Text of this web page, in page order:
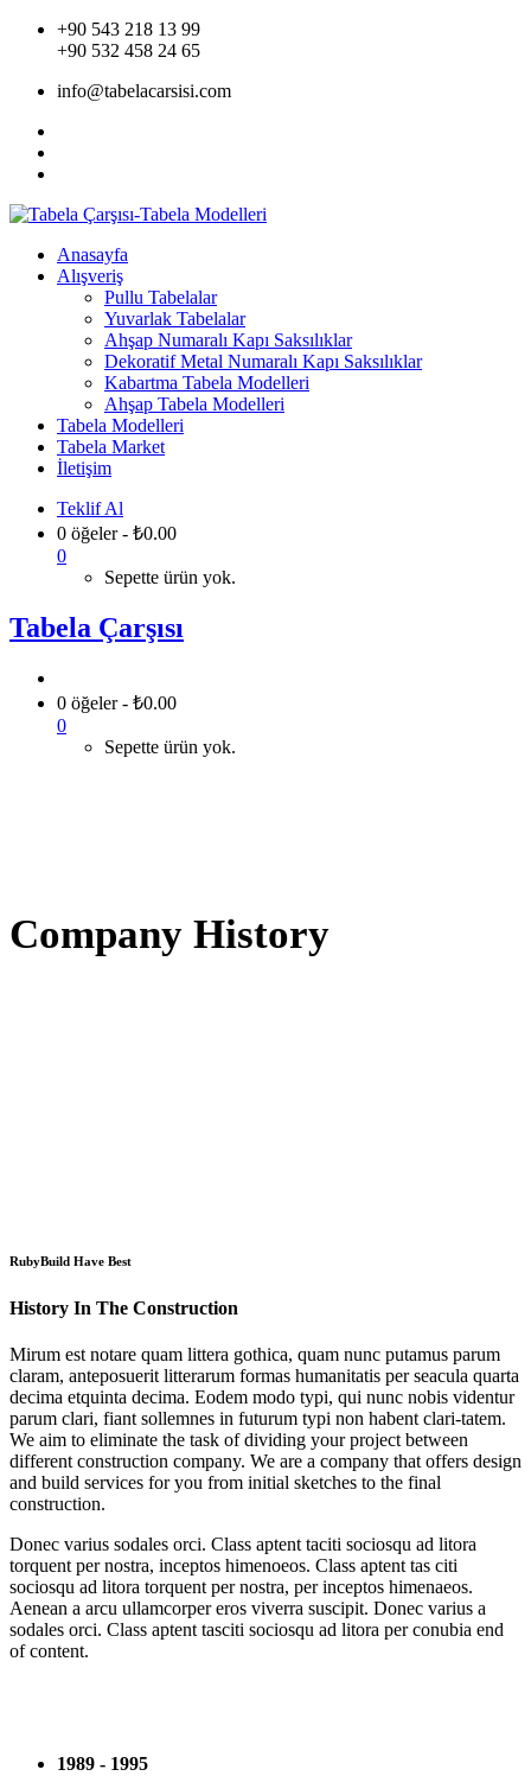
+90 543 218 13 99
+90 532 458 24 65
info@tabelacarsisi.com
Anasayfa
Alışveriş
Pullu Tabelalar
Yuvarlak Tabelalar
Ahşap Numaralı Kapı Saksılıklar
Dekoratif Metal Numaralı Kapı Saksılıklar
Kabartma Tabela Modelleri
Ahşap Tabela Modelleri
Tabela Modelleri
Tabela Market
İletişim
Teklif Al
0 öğeler- ₺0.00
0
Sepette ürün yok.
Tabela Çarşısı
0 öğeler- ₺0.00
0
Sepette ürün yok.
Company History
RubyBuild Have Best
History In The Construction
Mirum est notare quam littera gothica, quam nunc putamus parum
claram, anteposuerit litterarum formas humanitatis per seacula quarta
decima etquinta decima. Eodem modo typi, qui nunc nobis videntur
parum clari, fiant sollemnes in futurum typi non habent clari-tatem.
We aim to eliminate the task of dividing your project between
different construction company. We are a company that offers design
and build services for you from initial sketches to the final
construction.
Donec varius sodales orci. Class aptent taciti sociosqu ad litora
torquent per nostra, inceptos himenoeos. Class aptent tas citi
sociosqu ad litora torquent per nostra, per inceptos himenaeos.
Aenean a arcu ullamcorper eros viverra suscipit. Donec varius a
sodales orci. Class aptent tasciti sociosqu ad litora per conubia end
of content.
1989 - 1995